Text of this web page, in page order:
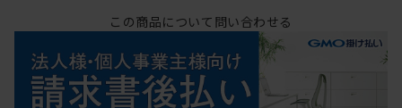
この商品について問い合わせる